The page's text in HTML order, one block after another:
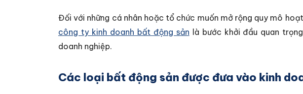
Đối với những cá nhân hoặc tổ chức muốn mở rộng quy mô
công ty kinh doanh bất động sản là bước khởi đầu quan
doanh nghiệp.
Các loại bất động sản được đưa vào kinh